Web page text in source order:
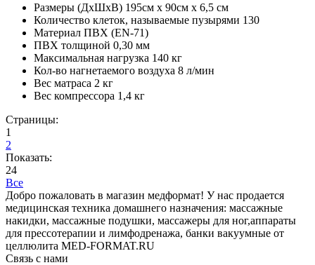
Размеры (ДхШхВ) 195см х 90см х 6,5 см
Количество клеток, называемые пузырями 130
Материал ПВХ (EN-71)
ПВХ толщиной 0,30 мм
Максимальная нагрузка 140 кг
Кол-во нагнетаемого воздуха 8 л/мин
Вес матраса 2 кг
Вес компрессора 1,4 кг
Страницы:
1
2
Показать:
24
Все
Добро пожаловать в магазин медформат! У нас продается
медицинская техника домашнего назначения: массажные
накидки, массажные подушки, массажеры для ног,аппараты
для прессотерапии и лимфодренажа, банки вакуумные от
целлюлита MED-FORMAT.RU
Связь с нами